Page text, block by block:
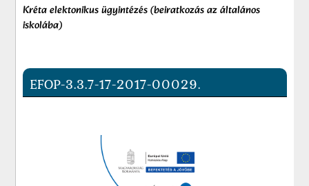
Kréta elektonikus ügyintézés (beiratkozás az általános
iskolába)
EFOP-3.3.7-17-2017-00029.